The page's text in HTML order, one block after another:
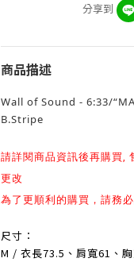
分享到
商品描述
Wall of Sound - 6:33/
B.Stripe
請詳閱商品資訊後再購買,
更改
為了更順利的購買，請務
尺寸：
M / 衣長73.5、肩寬61、